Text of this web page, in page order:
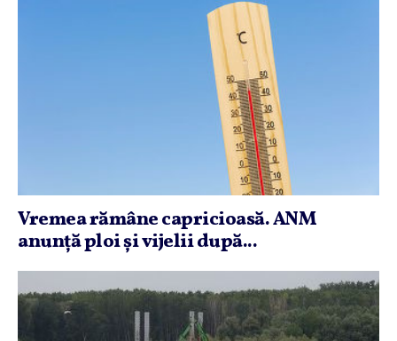
Vremea rămâne capricioasă. ANM
anunţă ploi şi vijelii după...